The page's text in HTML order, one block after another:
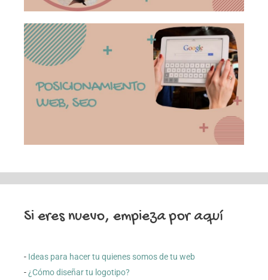
Si eres nuevo, empieza por aquí
- Ideas para hacer tu quienes somos de tu web
-¿Cómo diseñar tu logotipo?